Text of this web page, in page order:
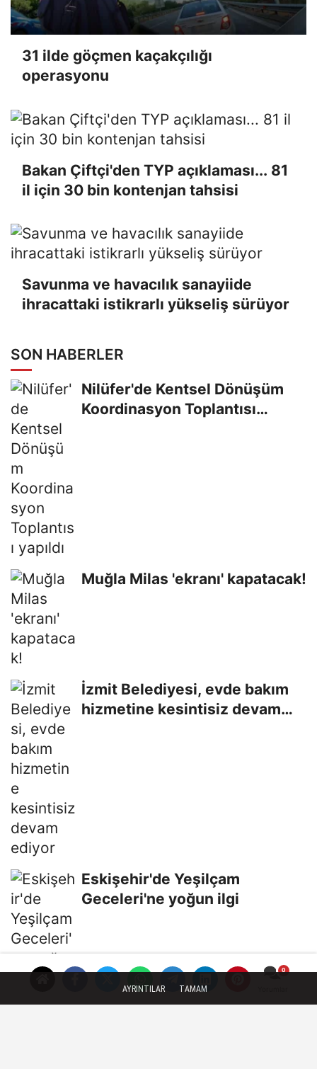
31 ilde göçmen kaçakçılığı
operasyonu
Bakan Çiftçi'den TYP açıklaması... 81
il için 30 bin kontenjan tahsisi
Savunma ve havacılık sanayiide
ihracattaki istikrarlı yükseliş sürüyor
SON HABERLER
Nilüfer'de Kentsel Dönüşüm
Koordinasyon Toplantısı
Muğla Milas 'ekranı' kapatacak!
İzmit Belediyesi, evde bakım
hizmetine kesintisiz devam
Eskişehir'de Yeşilçam
Geceleri'ne yoğun ilgi
Bakan Şimşek: Dezenflasyon
AYRINTILAR TAMAM